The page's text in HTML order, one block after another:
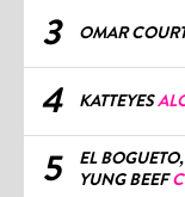
3 OMAR
4 KATTEYES
5
EL
YUNG BEEF